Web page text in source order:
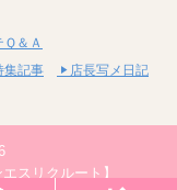
＆Ａ
集記事
店長写メ日記
スリクルート】